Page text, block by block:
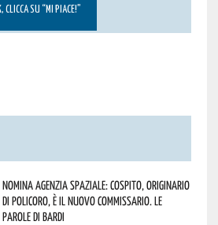
CLICCA SU “MI PIACE!”
Nomina Agenzia Spaziale: Cospito, originario
di Policoro, è il nuovo commissario. Le
parole di Bardi